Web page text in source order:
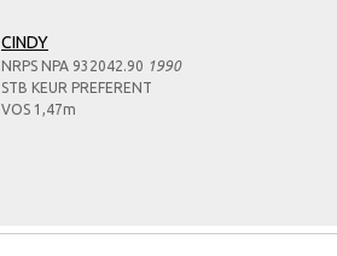
CINDY
NRPS NPA 932042.90 1990
STB KEUR PREFERENT
VOS 1,47m